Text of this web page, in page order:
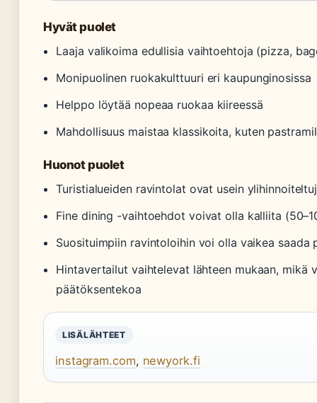
Hyvät puolet
Laaja valikoima edullisia vaihtoehtoja (pizza,
Monipuolinen ruokakulttuuri eri kaupunginosissa
Helppo löytää nopeaa ruokaa kiireessä
Mahdollisuus maistaa klassikoita, kuten
Huonot puolet
Turistialueiden ravintolat ovat usein
Fine dining -vaihtoehdot voivat olla kalliita
Suosituimpiin ravintoloihin voi olla vaikea saada
Hintavertailut vaihtelevat lähteen mukaan, mikä
päätöksentekoa
LISÄLÄHTEET
instagram.com, newyork.fi